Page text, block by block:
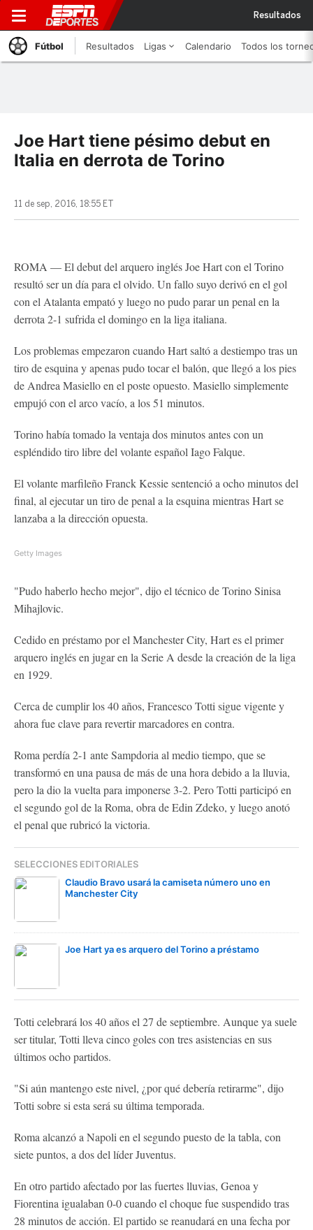
Resultados
Fútbol Resultados Ligas Calendario Todos los
Joe Hart tiene pésimo debut en
Italia en derrota de Torino
11 de sep, 2016, 18:55 ET
ROMA — El debut del arquero inglés Joe Hart con el Torino
resultó ser un día para el olvido. Un fallo suyo derivó en el gol
con el Atalanta empató y luego no pudo parar un penal en la
derrota 2-1 sufrida el domingo en la liga italiana.
Los problemas empezaron cuando Hart saltó a destiempo tras un
tiro de esquina y apenas pudo tocar el balón, que llegó a los pies
de Andrea Masiello en el poste opuesto. Masiello simplemente
empujó con el arco vacío, a los 51 minutos.
Torino había tomado la ventaja dos minutos antes con un
espléndido tiro libre del volante español Iago Falque.
El volante marfileño Franck Kessie sentenció a ocho minutos del
final, al ejecutar un tiro de penal a la esquina mientras Hart se
lanzaba a la dirección opuesta.
Getty Images
"Pudo haberlo hecho mejor", dijo el técnico de Torino Sinisa
Mihajlovic.
Cedido en préstamo por el Manchester City, Hart es el primer
arquero inglés en jugar en la Serie A desde la creación de la liga
en 1929.
Cerca de cumplir los 40 años, Francesco Totti sigue vigente y
ahora fue clave para revertir marcadores en contra.
Roma perdía 2-1 ante Sampdoria al medio tiempo, que se
transformó en una pausa de más de una hora debido a la lluvia,
pero la dio la vuelta para imponerse 3-2. Pero Totti participó en
el segundo gol de la Roma, obra de Edin Zdeko, y luego anotó
el penal que rubricó la victoria.
SELECCIONES EDITORIALES
Claudio Bravo usará la camiseta número uno en
Manchester City
Joe Hart ya es arquero del Torino a préstamo
Totti celebrará los 40 años el 27 de septiembre. Aunque ya suele
ser titular, Totti lleva cinco goles con tres asistencias en sus
últimos ocho partidos.
"Si aún mantengo este nivel, ¿por qué debería retirarme", dijo
Totti sobre si esta será su última temporada.
Roma alcanzó a Napoli en el segundo puesto de la tabla, con
siete puntos, a dos del líder Juventus.
En otro partido afectado por las fuertes lluvias, Genoa y
Fiorentina igualaban 0-0 cuando el choque fue suspendido tras
28 minutos de acción. El partido se reanudará en una fecha por